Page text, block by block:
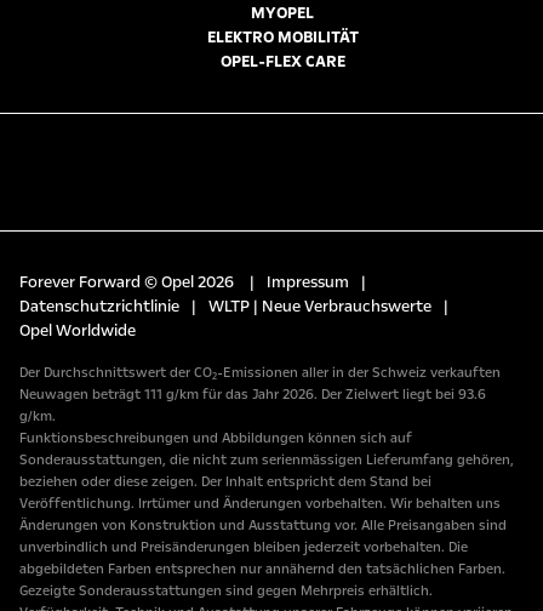
MYOPEL
ELEKTRO MOBILITÄT
OPEL-FLEX CARE
Forever Forward © Opel 2026 | Impressum
|
Datenschutzrichtlinie
| WLTP | Neue Verbrauchswerte
|
Opel Worldwide
Der Durchschnittswert der CO₂-Emissionen aller in der Schweiz verkauften
Neuwagen beträgt 111 g/km für das Jahr 2026. Der Zielwert liegt bei 93.6
g/km.
Funktionsbeschreibungen und Abbildungen können sich auf
Sonderausstattungen, die nicht zum serienmässigen Lieferumfang gehören,
beziehen oder diese zeigen. Der Inhalt entspricht dem Stand bei
Veröffentlichung. Irrtümer und Änderungen vorbehalten. Wir behalten uns
Änderungen von Konstruktion und Ausstattung vor. Alle Preisangaben sind
unverbindlich und Preisänderungen bleiben jederzeit vorbehalten. Die
abgebildeten Farben entsprechen nur annähernd den tatsächlichen Farben.
Gezeigte Sonderausstattungen sind gegen Mehrpreis erhältlich.